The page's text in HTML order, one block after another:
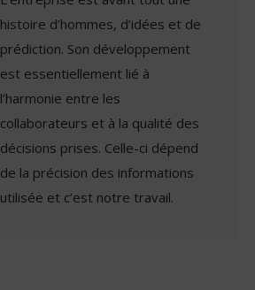
histoire d’hommes, d’idées et de
prédiction. Son développement
est essentiellement lié à
l’harmonie entre les
collaborateurs et à la qualité des
décisions prises. Celle-ci dépend
de la précision des informations
utilisée et c’est notre travail.